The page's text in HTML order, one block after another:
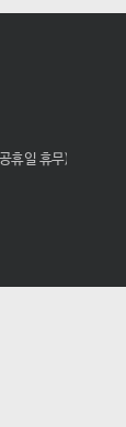
휴일 휴무)